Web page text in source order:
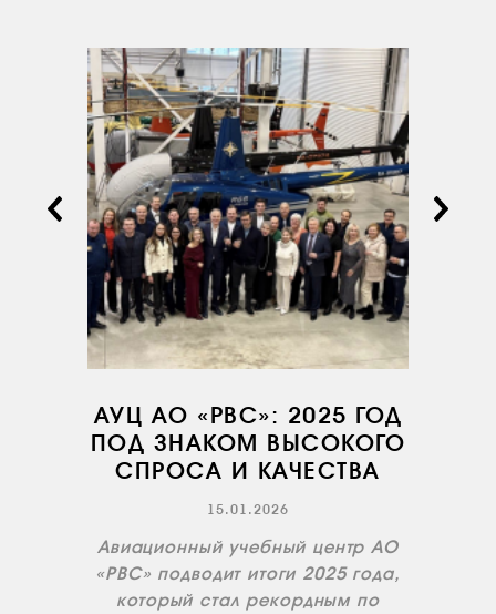
СЕРВИС
ИНФРАСТРУКТУРА
ОБУЧЕНИЕ
ИНСТРУКТОРЫ
ПРОДАЖА
ПРОДАЖА АТИ
КОНТАКТЫ
АУЦ АО «РВС»: 2025 ГОД
ПОД ЗНАКОМ ВЫСОКОГО
СПРОСА И КАЧЕСТВА
15.01.2026
Авиационный учебный центр АО
«РВС» подводит итоги 2025 года,
который стал рекордным по